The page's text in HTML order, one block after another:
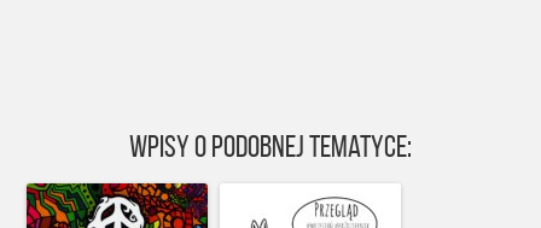
Wpisy o podobnej tematyce: